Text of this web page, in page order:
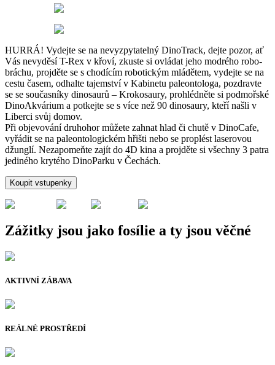
HURRÁ! Vydejte se na nevyzpytatelný DinoTrack, dejte pozor, ať
Vás nevyděsí T-Rex v křoví, zkuste si ovládat jeho modrého robo-
bráchu, projděte se s chodícím robotickým mládětem, vydejte se na
cestu časem, odhalte tajemství v Kabinetu paleontologa, pozdravte
se se současníky dinosaurů – Krokosaury, prohlédněte si podmořské
DinoAkvárium a potkejte se s více než 90 dinosaury, kteří našli v
Liberci svůj domov.
Při objevování druhohor můžete zahnat hlad či chutě v DinoCafe,
vyřádit se na paleontologickém hřišti nebo se proplést laserovou
džunglí. Nezapomeňte zajít do 4D kina a projděte si všechny 3 patra
jediného krytého DinoParku v Čechách.
Koupit vstupenky
Zážitky jsou jako fosílie a ty jsou věčné
AKTIVNÍ ZÁBAVA
REÁLNÉ PROSTŘEDÍ